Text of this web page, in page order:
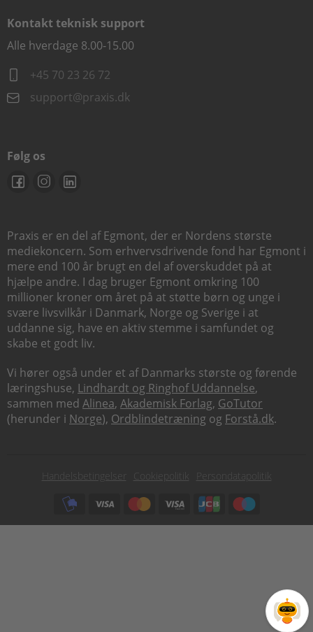
Kontakt teknisk support
Alle hverdage 8.00-15.00
+45 70 23 26 72
support@praxis.dk
Følg os
Praxis er en del af Egmont, der er Nordens største
mediekoncern. Som erhvervsdrivende fond har Egmont i
mere end 100 år brugt en del af overskuddet på at
hjælpe andre. I dag bruger Egmont omkring 100
millioner kroner om året på at støtte børn og unge i
svære livsvilkår i Danmark, Norge og Sverige i at
uddanne sig, have en aktiv stemme i samfundet og
skabe et godt liv.
Vi hører også under et af Danmarks største og førende
læringshuse, Lindhardt og Ringhof Uddannelse,
sammen med Alinea, Akademisk Forlag, GoTutor
(herunder i Norge), Ordblindetræning og Forstå.dk.
Subfooter
Handelsbetingelser Cookiepolitik
Persondatapolitik
Subfooter
payment
options